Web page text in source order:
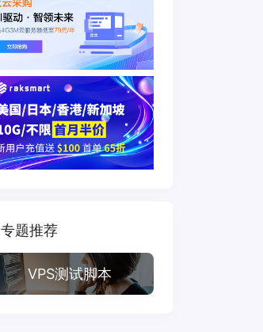
专题推荐
VPS测试脚本